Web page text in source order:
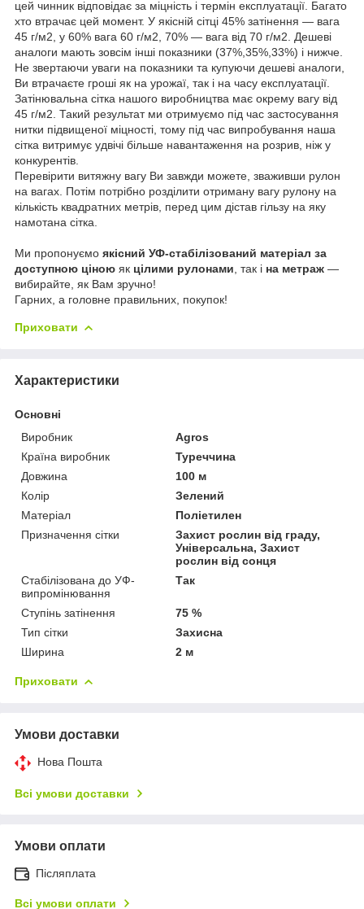
цей чинник відповідає за міцність і термін експлуатації. Багато
хто втрачає цей момент. У якісній сітці 45% затінення — вага
45 г/м2, у 60% вага 60 г/м2, 70% — вага від 70 г/м2. Дешеві
аналоги мають зовсім інші показники (37%,35%,33%) і нижче.
Не звертаючи уваги на показники та купуючи дешеві аналоги,
Ви втрачаєте гроші як на урожаї, так і на часу експлуатації.
Затінювальна сітка нашого виробництва має окрему вагу від
45 г/м2. Такий результат ми отримуємо під час застосування
нитки підвищеної міцності, тому під час випробування наша
сітка витримує удвічі більше навантаження на розрив, ніж у
конкурентів.
Перевірити витяжну вагу Ви завжди можете, зваживши рулон
на вагах. Потім потрібно розділити отриману вагу рулону на
кількість квадратних метрів, перед цим дістав гільзу на яку
намотана сітка.
Ми пропонуємо якісний УФ-стабілізований матеріал за
доступною ціною як цілими рулонами , так і на метраж —
вибирайте, як Вам зручно!
Гарних, а головне правильних, покупок!
Приховати
Характеристики
Основні
Виробник
Agros
Країна виробник
Туреччина
Довжина
100 м
Колір
Зелений
Матеріал
Поліетилен
Призначення сітки
Захист рослин від граду,
Універсальна, Захист
рослин від сонця
Стабілізована до УФ-
випромінювання
Так
Ступінь затінення
75 %
Тип сітки
Захисна
Ширина
2 м
Приховати
Умови доставки
Нова Пошта
Всі умови доставки
Умови оплати
Післяплата
Всі умови оплати